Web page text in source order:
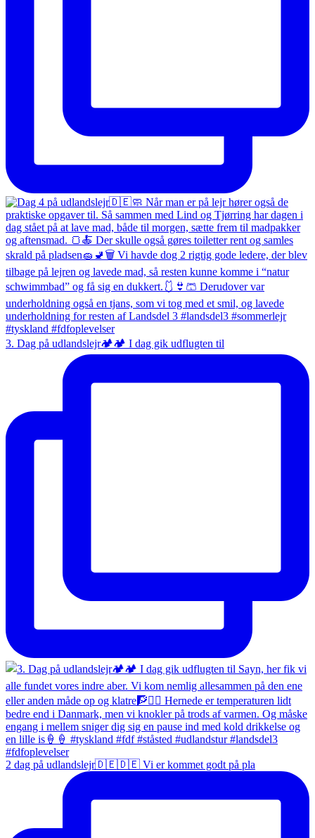
3. Dag på udlandslejr🏕️🏕️ I dag gik udflugten til
2 dag på udlandslejr🇩🇪🇩🇪 Vi er kommet godt på pla